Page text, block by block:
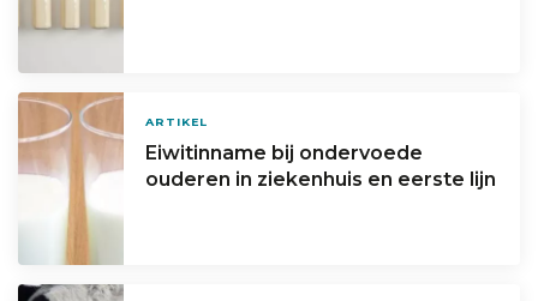
ARTIKEL
Eiwitinname bij ondervoede
ouderen in ziekenhuis en eerste lijn